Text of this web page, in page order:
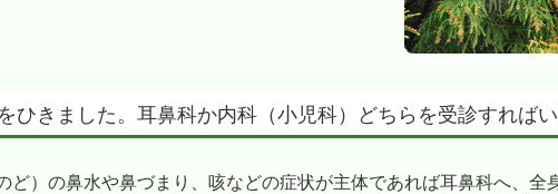
きました。耳鼻科か内科（小児科）どちらを受診すればい
ど）の鼻水や鼻づまり、咳などの症状が主体であれば耳鼻科へ、全